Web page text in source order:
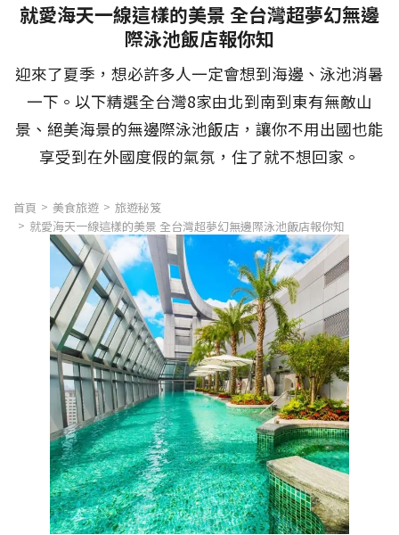
就愛海天一線這樣的美景 全台灣超夢幻無邊
際泳池飯店報你知
迎來了夏季，想必許多人一定會想到海邊、泳池消暑
一下。以下精選全台灣8家由北到南到東有無敵山
景、絕美海景的無邊際泳池飯店，讓你不用出國也能
享受到在外國度假的氣氛，住了就不想回家。
首頁 美食旅遊
旅遊秘笈
就愛海天一線這樣的美景 全台灣超夢幻無邊際泳池飯店報你知